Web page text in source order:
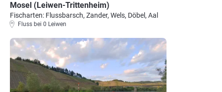
Mosel (Leiwen-Trittenheim)
Fischarten: Flussbarsch, Zander, Wels, Döbel, Aal
Fluss bei 0 Leiwen